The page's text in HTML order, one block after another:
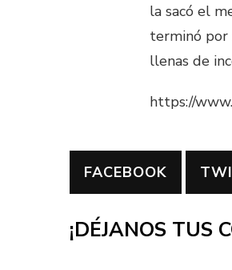
la sacó el
terminó por
llenas de
https://
FACEBOOK
¡DÉJANOS TUS